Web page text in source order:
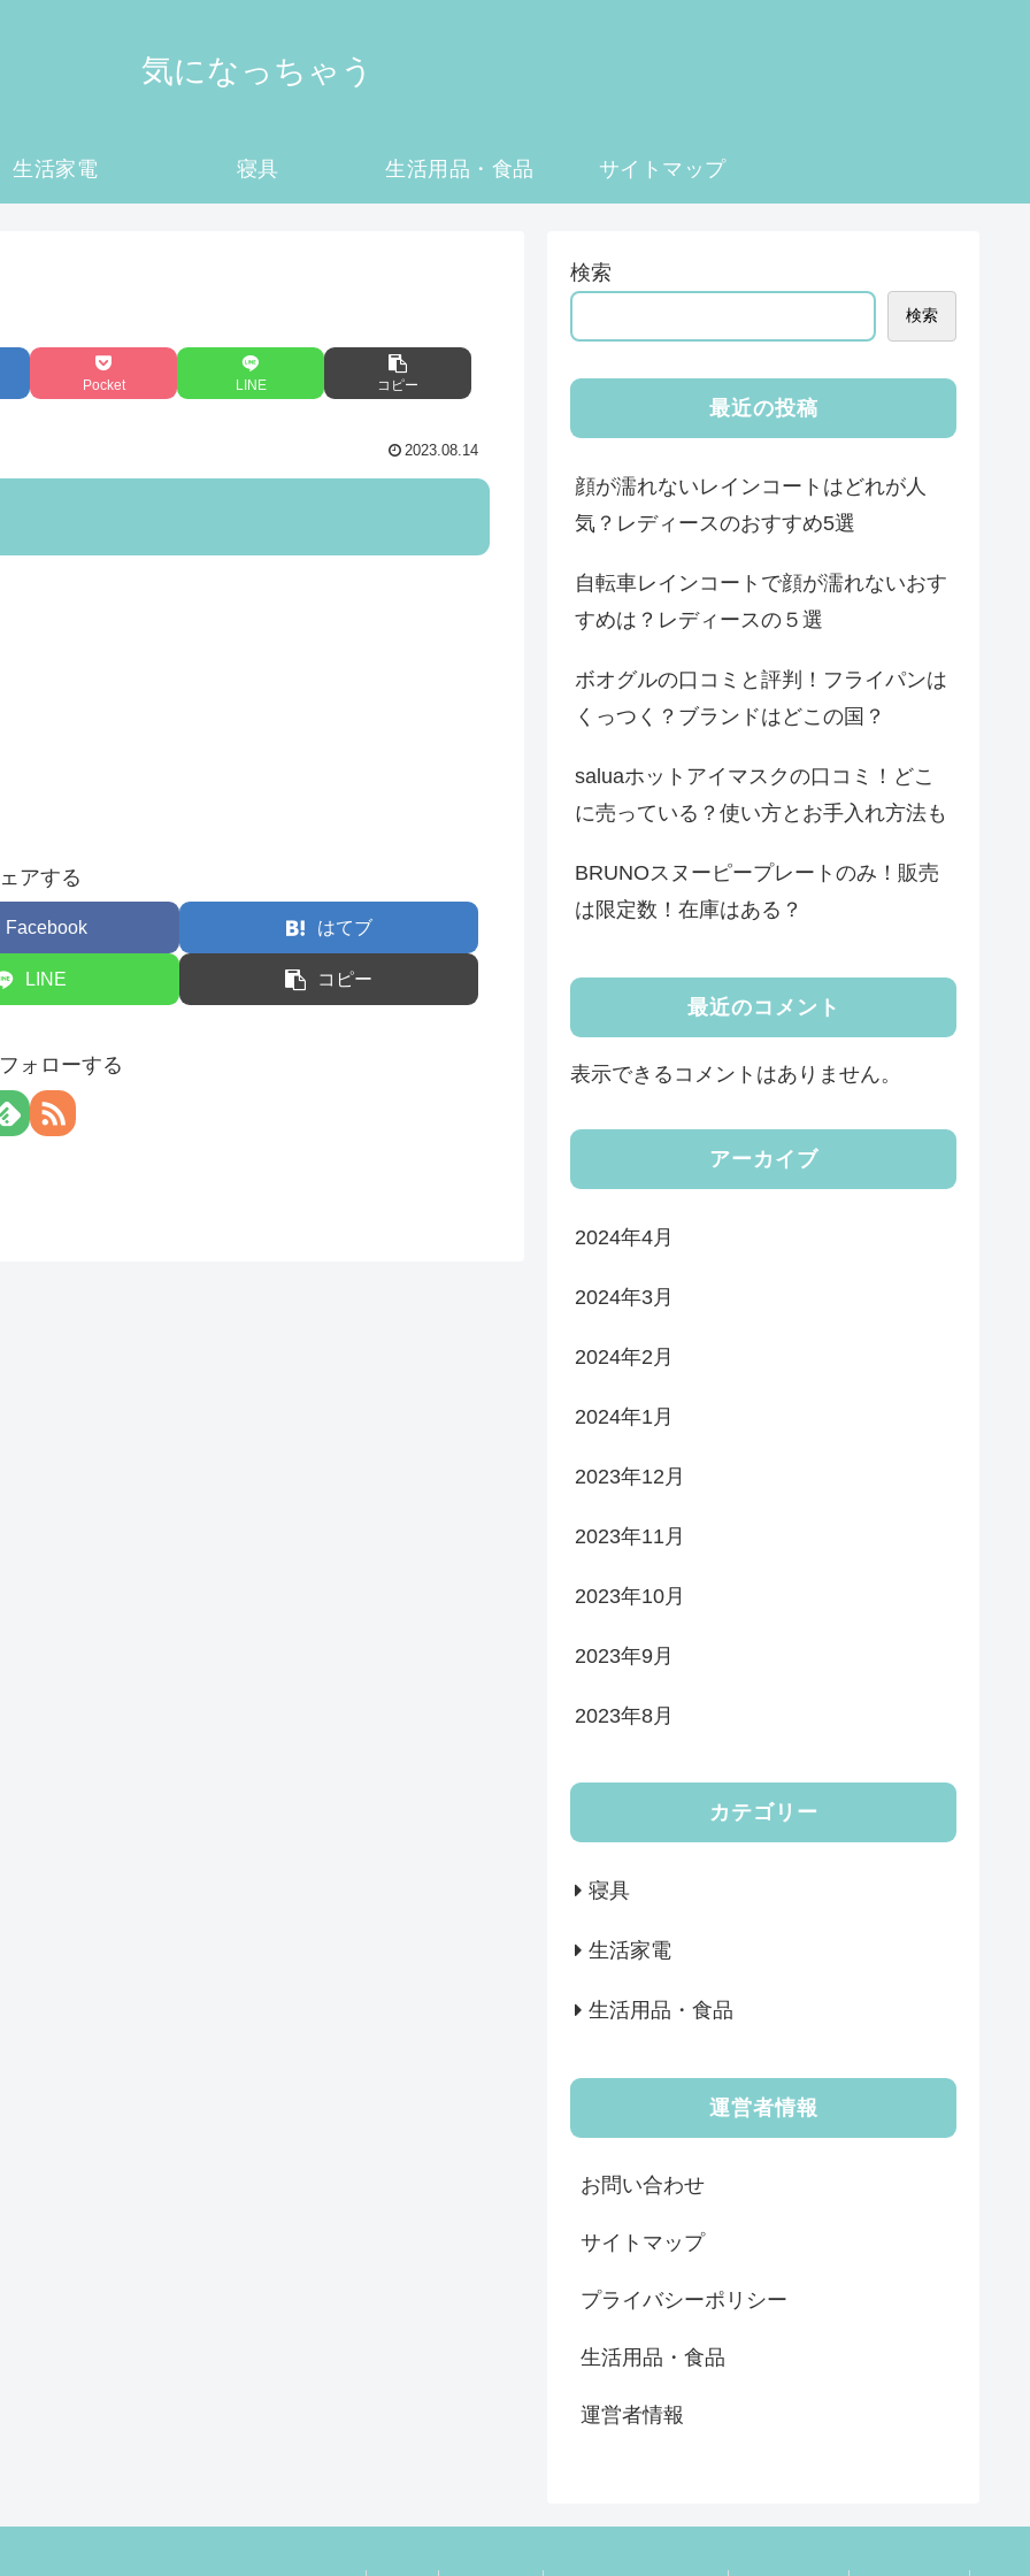
気になっちゃう
生活家電 寝具 生活用品・食品 サイトマップ
Pocket LINE コピー
2023.08.14
アする
Facebook はてブ
LINE コピー
ォローする
検索
検索
最近の投稿
顔が濡れないレインコートはどれが人
気？レディースのおすすめ5選
自転車レインコートで顔が濡れないおす
すめは？レディースの５選
ボオグルの口コミと評判！フライパンは
くっつく？ブランドはどこの国？
saluaホットアイマスクの口コミ！どこ
に売っている？使い方とお手入れ方法も
BRUNOスヌーピープレートのみ！販売
は限定数！在庫はある？
最近のコメント
表示できるコメントはありません。
アーカイブ
2024年4月
2024年3月
2024年2月
2024年1月
2023年12月
2023年11月
2023年10月
2023年9月
2023年8月
カテゴリー
寝具
生活家電
生活用品・食品
運営者情報
お問い合わせ
サイトマップ
プライバシーポリシー
生活用品・食品
運営者情報